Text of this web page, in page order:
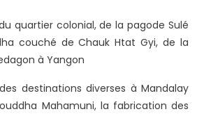
quartier colonial, de la pagode Sulé
couché de Chauk Htat Gyi, de la
à Yangon
destinations diverses à Mandalay
Mahamuni, la fabrication des